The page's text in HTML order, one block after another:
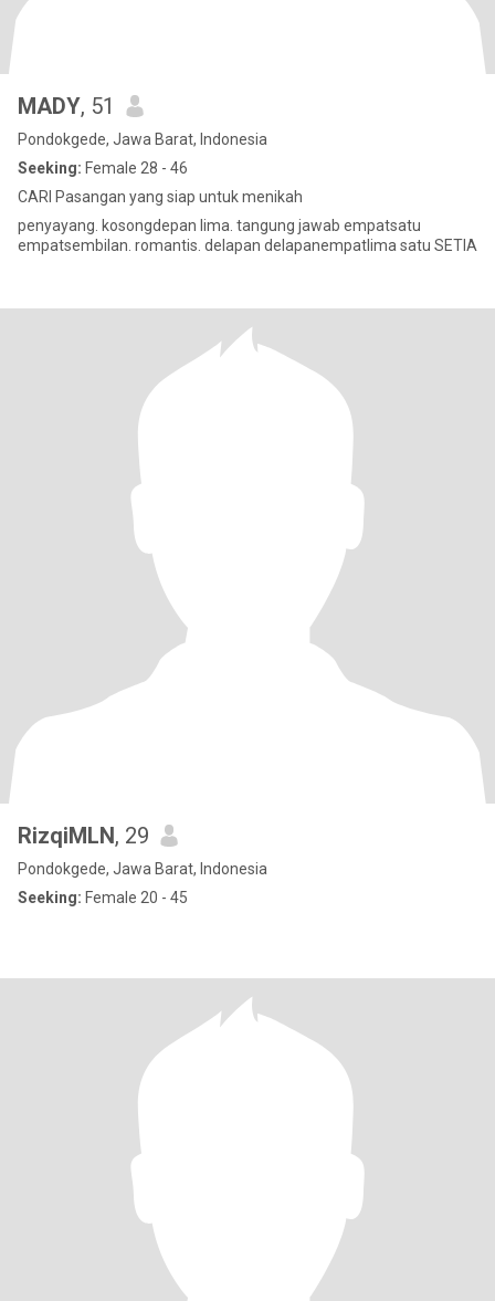
MADY, 51
Pondokgede, Jawa Barat, Indonesia
Seeking: Female 28 - 46
CARI Pasangan yang siap untuk menikah
penyayang. kosongdepan lima. tangung jawab empatsatu
empatsembilan. romantis. delapan delapanempatlima satu SETIA
RizqiMLN, 29
Pondokgede, Jawa Barat, Indonesia
Seeking: Female 20 - 45